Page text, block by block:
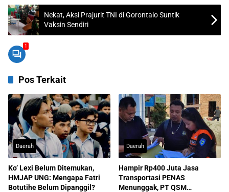
Nekat, Aksi Prajurit TNI di Gorontalo Suntik
Vaksin Sendiri
1
Pos Terkait
Daerah
Ko’ Lexi Belum Ditemukan,
HMJAP UNG: Mengapa Fatri
Botutihe Belum Dipanggil?
Daerah
Hampir Rp400 Juta Jasa
Transportasi PENAS
Menunggak, PT QSM